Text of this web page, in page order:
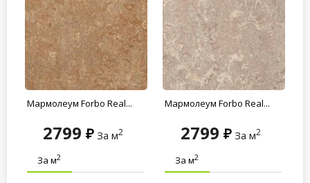
Мармолеум Forbo Real...
2799 За м2
За м2
Мармолеум Forbo Real...
2799 За м2
За м2